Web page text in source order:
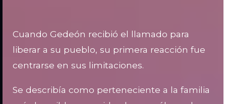
Cuando Gedeón recibió el llamado para
liberar a su pueblo, su primera reacción fue
centrarse en sus limitaciones.
Se describía como perteneciente a la familia